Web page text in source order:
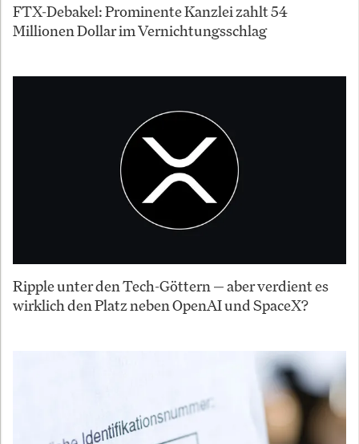
FTX-Debakel: Prominente Kanzlei zahlt 54
Millionen Dollar im Vernichtungsschlag
Ripple unter den Tech-Göttern — aber verdient es
wirklich den Platz neben OpenAI und SpaceX?